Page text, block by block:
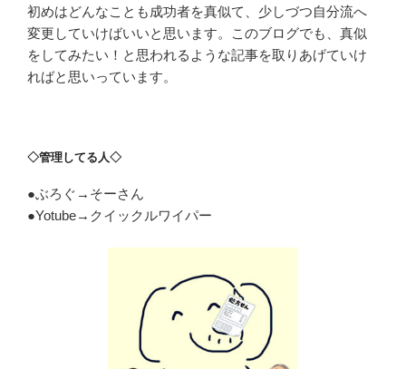
初めはどんなことも成功者を真似て、少しづつ自分流へ
変更していけばいいと思います。このブログでも、真似
をしてみたい！と思われるような記事を取りあげていけ
ればと思いっています。
◇管理してる人◇
●ぶろぐ→そーさん
●Yotube→クイックルワイパー